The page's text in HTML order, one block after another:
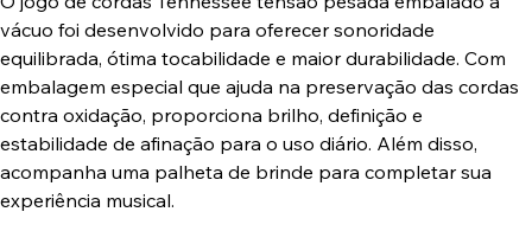
vácuo foi desenvolvido para oferecer sonoridade
equilibrada, ótima tocabilidade e maior durabilidade. Com
embalagem especial que ajuda na preservação das cordas
contra oxidação, proporciona brilho, definição e
estabilidade de afinação para o uso diário. Além disso,
acompanha uma palheta de brinde para completar sua
experiência musical.